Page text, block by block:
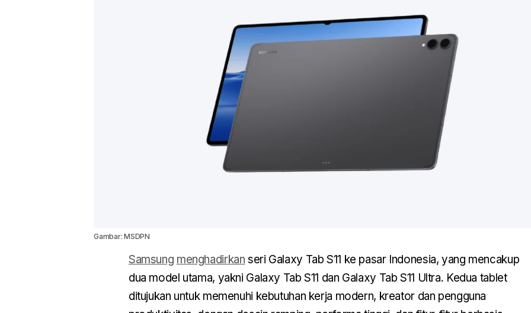
Gambar: MSDPN
Samsung menghadirkan seri Galaxy Tab S11 ke pasar Indonesia, yang mencakup
dua model utama, yakni Galaxy Tab S11 dan Galaxy Tab S11 Ultra. Kedua tablet
ditujukan untuk memenuhi kebutuhan kerja modern, kreator dan pengguna